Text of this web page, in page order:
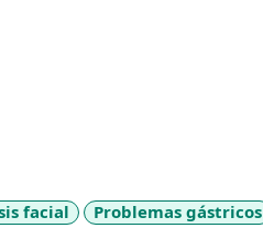
facial Problemas gástricos